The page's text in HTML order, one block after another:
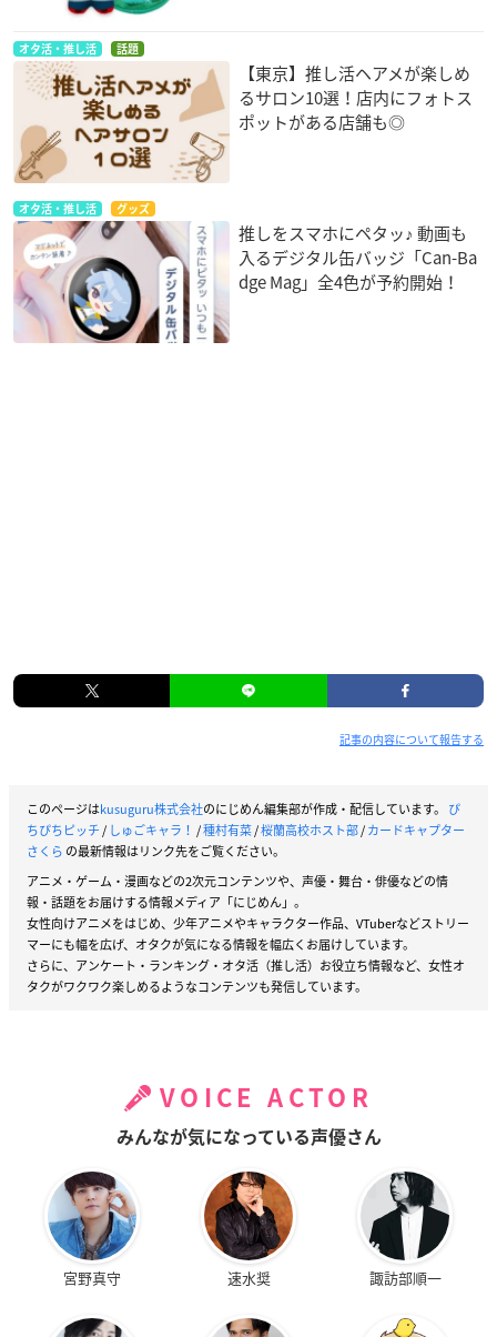
オタ活・推し活 話題
【東京】推し活ヘアメが楽しめ
るサロン10選！店内にフォトス
ポットがある店舗も◎
オタ活・推し活 グッズ
推しをスマホにペタッ♪ 動画も
入るデジタル缶バッジ「Can-Ba
dge Mag」全4色が予約開始！
記事の内容について報告する
このページはkusuguru株式会社のにじめん編集部が作成・配信しています。 ぴ
ちぴちピッチ/ しゅごキャラ！ /種村有菜/桜蘭高校ホスト部/カードキャプター
さくら の最新情報はリンク先をご覧ください。
アニメ・ゲーム・漫画などの2次元コンテンツや、声優・舞台・俳優などの情
報・話題をお届けする情報メディア「にじめん」。
女性向けアニメをはじめ、少年アニメやキャラクター作品、VTuberなどストリー
マーにも幅を広げ、オタクが気になる情報を幅広くお届けしています。
さらに、アンケート・ランキング・オタ活（推し活）お役立ち情報など、女性オ
タクがワクワク楽しめるようなコンテンツも発信しています。
VOICE ACTOR
みんなが気になっている声優さん
宮野真守 速水奨 諏訪部順一